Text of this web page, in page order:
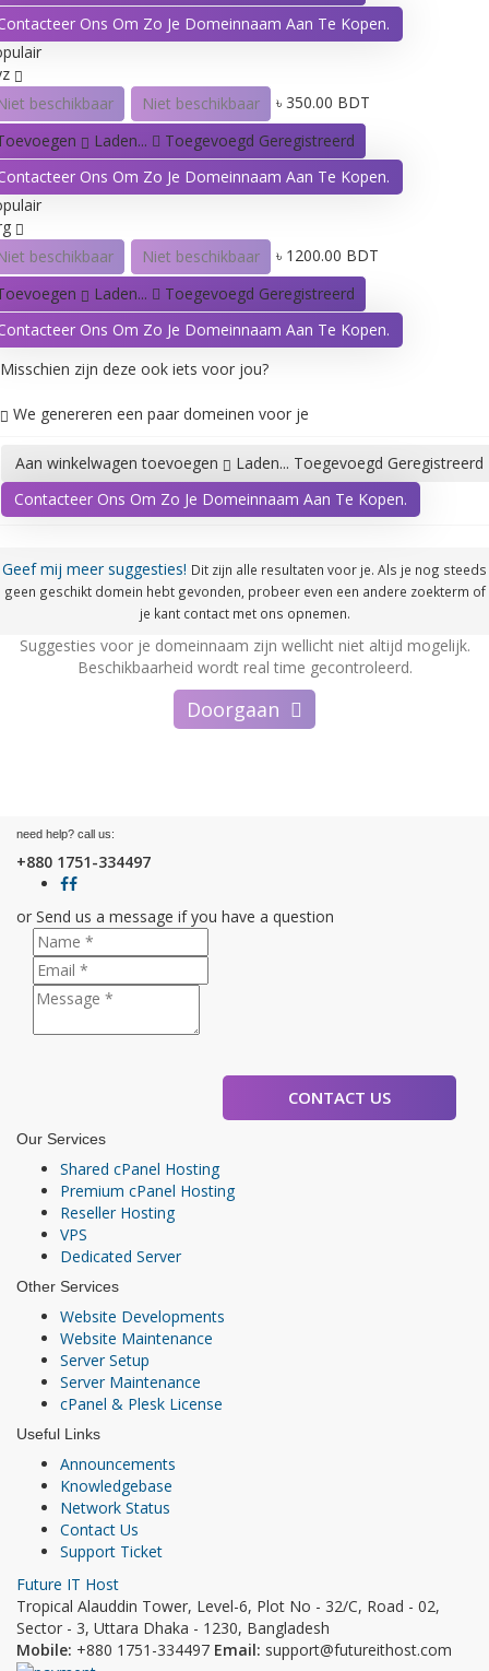
Ons Om Zo Je Domeinnaam Aan Te Kopen.
beschikbaar
Niet beschikbaar
৳ 350.00 BDT
Laden... Toegevoegd Geregistreerd
Ons Om Zo Je Domeinnaam Aan Te Kopen.
beschikbaar
Niet beschikbaar
৳ 1200.00 BDT
Laden... Toegevoegd Geregistreerd
Ons Om Zo Je Domeinnaam Aan Te Kopen.
Misschien zijn deze ook iets voor jou?
We genereren een paar domeinen voor je
Aan winkelwagen toevoegen Laden... Toegevoegd Geregistreerd
Contacteer Ons Om Zo Je Domeinnaam Aan Te Kopen.
Geef mij meer suggesties! Dit zijn alle resultaten voor je. Als je nog steeds
geen geschikt domein hebt gevonden, probeer even een andere zoekterm of
je kant contact met ons opnemen.
Suggesties voor je domeinnaam zijn wellicht niet altijd mogelijk.
Beschikbaarheid wordt real time gecontroleerd.
need help? call us:
+880 1751-334497
or Send us a message if you have a question
CONTACT US
Our Services
Shared cPanel Hosting
Premium cPanel Hosting
Reseller Hosting
VPS
Dedicated Server
Other Services
Website Developments
Website Maintenance
Server Setup
Server Maintenance
cPanel & Plesk License
Useful Links
Announcements
Knowledgebase
Network Status
Contact Us
Support Ticket
Future IT Host
Tropical Alauddin Tower, Level-6, Plot No - 32/C, Road - 02,
Sector - 3, Uttara Dhaka - 1230, Bangladesh
Mobile: +880 1751-334497 Email: support@futureithost.com